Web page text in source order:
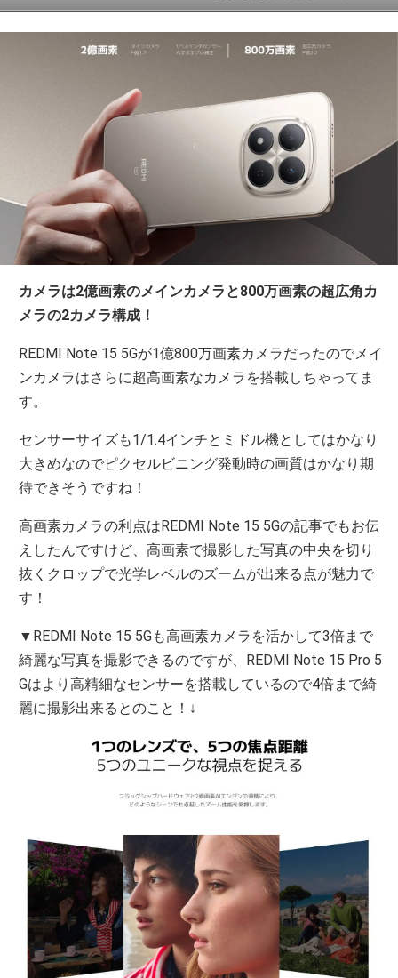
カメラは2億画素のメインカメラと800万画素の超広角カ
メラの2カメラ構成！
REDMI Note 15 5Gが1億800万画素カメラだったのでメイ
ンカメラはさらに超高画素なカメラを搭載しちゃってま
す。
センサーサイズも1/1.4インチとミドル機としてはかなり
大きめなのでピクセルビニング発動時の画質はかなり期
待できそうですね！
高画素カメラの利点はREDMI Note 15 5Gの記事でもお伝
えしたんですけど、高画素で撮影した写真の中央を切り
抜くクロップで光学レベルのズームが出来る点が魅力で
す！
▼REDMI Note 15 5Gも高画素カメラを活かして3倍まで
綺麗な写真を撮影できるのですが、REDMI Note 15 Pro 5
Gはより高精細なセンサーを搭載しているので4倍まで綺
麗に撮影出来るとのこと！↓